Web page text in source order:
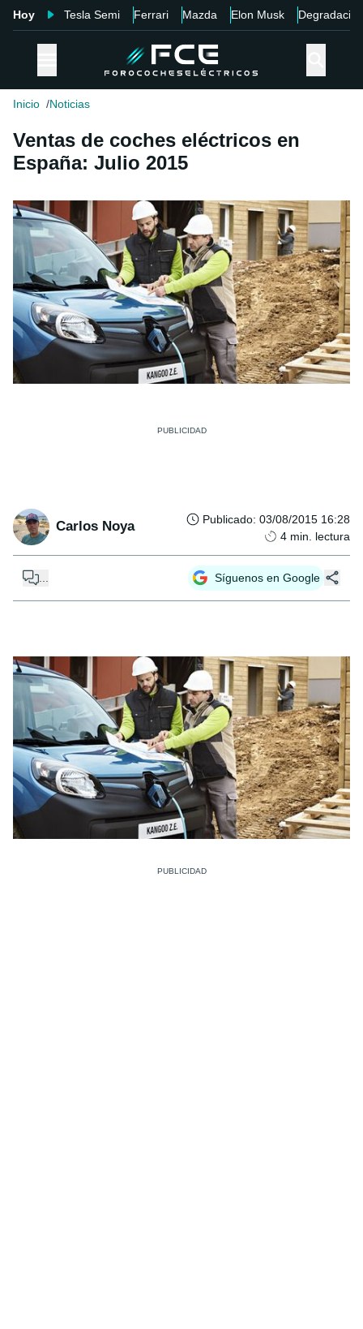
Hoy Tesla Semi Ferrari Mazda Elon Musk Degradación
Inicio Noticias
Ventas de coches eléctricos en
España: Julio 2015
Carlos Noya Publicado: 03/08/2015 16:28
4 min. lectura
Síguenos en Google